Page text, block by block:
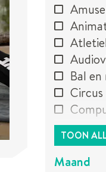
Bal
Circus
TOON
Maand